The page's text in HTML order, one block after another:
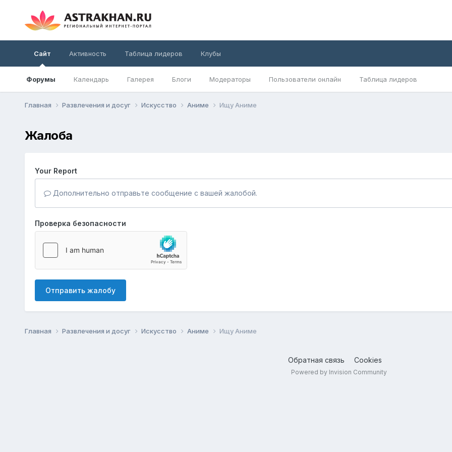
Сайт
Форумы Календарь Галерея Блоги Модераторы Пользователи онлайн Таблица лидеров
Активность Таблица лидеров Клубы
Главная Развлечения и досуг Искусство Аниме Ищу Аниме
Жалоба
Your Report
Дополнительно отправьте сообщение с вашей жалобой.
Проверка безопасности
Отправить жалобу
Главная Развлечения и досуг Искусство Аниме Ищу Аниме
Обратная связь Cookies
Powered by Invision Community